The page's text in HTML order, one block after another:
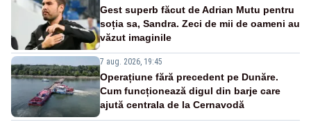
Gest superb făcut de Adrian Mutu pentru
soția sa, Sandra. Zeci de mii de oameni au
văzut imaginile
7 aug. 2026, 19:45
Operațiune fără precedent pe Dunăre.
Cum funcționează digul din barje care
ajută centrala de la Cernavodă